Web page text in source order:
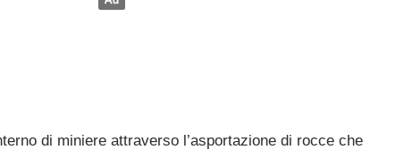
di miniere attraverso l’asportazione di rocce che